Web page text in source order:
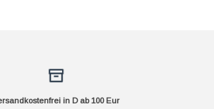
in D ab 100 Eur